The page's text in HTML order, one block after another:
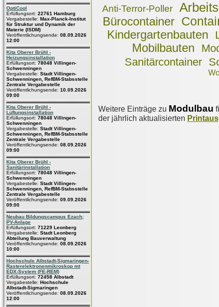
OptiCool
Erfüllungsort: 22761 Hamburg
Vergabestelle: Max-Planck-Institut
für Struktur und Dynamik der
Materie (ISDM)
Veröffentlichungsende: 08.09.2026
12:00
Kita Oberer Brühl -
Heizungsinstallation
Erfüllungsort: 78048 Villingen-
Schwenningen
Vergabestelle: Stadt Villingen-
Schwenningen, RefBM-Stabsstelle
Zentrale Vergabestelle
Veröffentlichungsende: 10.09.2026
09:00
Kita Oberer Brühl -
Lüftungsinstallation
Erfüllungsort: 78048 Villingen-
Schwenningen
Vergabestelle: Stadt Villingen-
Schwenningen, RefBM-Stabsstelle
Zentrale Vergabestelle
Veröffentlichungsende: 08.09.2026
09:00
Kita Oberer Brühl -
Sanitärinstallation
Erfüllungsort: 78048 Villingen-
Schwenningen
Vergabestelle: Stadt Villingen-
Schwenningen, RefBM-Stabsstelle
Zentrale Vergabestelle
Veröffentlichungsende: 09.09.2026
09:00
Neubau Bildungscampus Ezach;
PV-Anlage
Erfüllungsort: 71229 Leonberg
Vergabestelle: Stadt Leonberg
Abteilung Bauverwaltung
Veröffentlichungsende: 08.09.2026
10:00
Hochschule Albstadt-Sigmaringen-
Rasterelektronenmikroskop mt
EDX-System (FE-REM)
Erfüllungsort: 72458 Albstadt
Vergabestelle: Hochschule
Albstadt-Sigmaringen
Veröffentlichungsende: 08.09.2026
12:00
Anti-Terror-Poller
Bürocontainer
Kindergartenbauten
Mobilbauten
Sanitärcontainer
Weitere Einträge zu Modulbau
der jährlich aktualisierten